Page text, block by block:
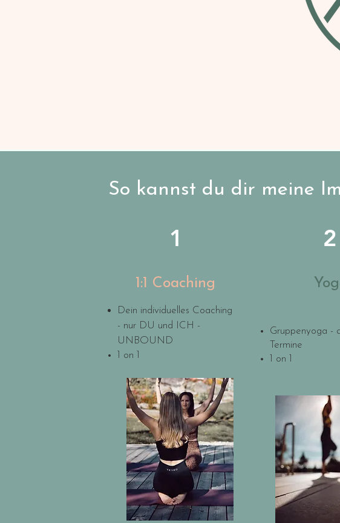
So kannst du dir meine
1
1:1 Coaching
Dein individuelles Coaching
- nur DU und ICH -
UNBOUND
1 on 1
Gruppenyoga -
Termine​
1 on 1
2